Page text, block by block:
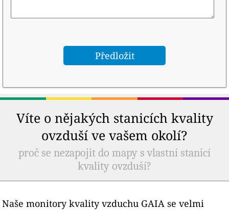
Víte o nějakých stanicích kvality
ovzduší ve vašem okolí?
proč se nezapojit do mapy s vlastní stanicí
kvality ovzduší?
Naše monitory kvality vzduchu GAIA se velmi